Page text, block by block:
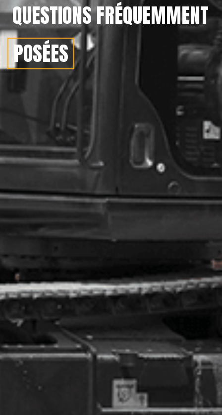
QUESTIONS FRÉQUEMMENT
POSÉES